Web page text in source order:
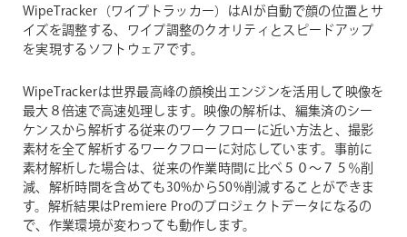
WipeTracker（ワイプトラッカー）はAIが自動で顔の位置とサ
イズを調整する、ワイプ調整のクオリティとスピードアップ
を実現するソフトウェアです。
WipeTrackerは世界最高峰の顔検出エンジンを活用して映像を
最大８倍速で高速処理します。映像の解析は、編集済のシー
ケンスから解析する従来のワークフローに近い方法と、撮影
素材を全て解析するワークフローに対応しています。事前に
素材解析した場合は、従来の作業時間に比べ５０〜７５％削
減、解析時間を含めても30%から50%削減することができま
す。解析結果はPremiere Proのプロジェクトデータになるの
で、作業環境が変わっても動作します。